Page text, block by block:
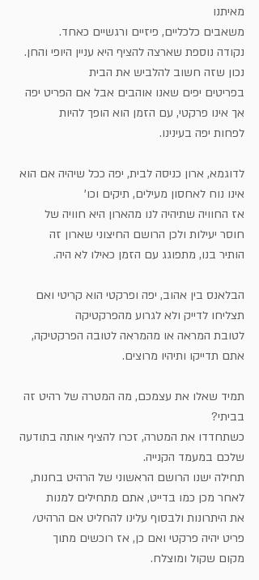
מאיתנו
משאבים כלכליים, פיזיים ורגשיים כאחד.
נקודה נוספת שארצה להציף היא עניין היופי והחן.
נכון שזה חשוב להלביש את הבית
בפריטים יפים שאנו אוהבים אבל אם הפריט יפה
אך אינו פרקטי, עם הזמן הוא הופך להיות
לפחות יפה בעינינו.
לדוגמא, ארון כניסה לבית, יפה ככל שיהיה אם הוא
אינו נוח לאחסון מעילים, תיקים וכו'
אז החוויה שתיהיה לנו מהארון היא חוויה של
חוסר יעילות ולכן הרושם החיצוני שארון זה
הותיר בנו, מתפוגג עם הזמן כאילו לא היה.
הבלאנס בין אהוב, יפה ופרקטי הוא קריטי ואם
תצליחו לדייק ולא לגרוע מהפרקטיקה
לטובת המראה או מהמראה לטובה הפרקטיקה,
אתם תדייקו ותיהיו מרוצים.
תמיד שאלו את עצמכם, מה המטרה של רהיט זה
בביתי?
כשתחדדו את המטרה, זכרו להציף אותה בתודעה
שלכם במעמד הקנייה.
תחילה ישנו הרושם הראשוני של הרהיט בחנות,
לאחר מכן כמו בדייט, אתם מתחילים למנות
את היתרונות ולבסוף עלינו להחליט אם הרהיט/
פריט יהיה פרקטי ואם כן, אז רוכשים מתוך
מקום שקול ומוצלח.